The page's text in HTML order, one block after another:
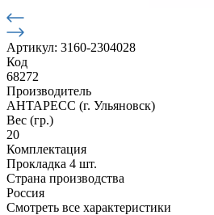
Артикул: 3160-2304028
Код
68272
Производитель
АНТАРЕСС (г. Ульяновск)
Вес (гр.)
20
Комплектация
Прокладка 4 шт.
Страна производства
Россия
Смотреть все характеристики